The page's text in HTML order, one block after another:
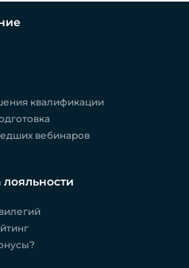
квалификации
вебинаров